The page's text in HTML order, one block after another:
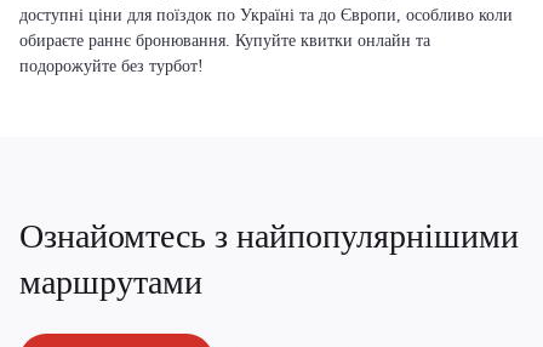
доступні ціни для поїздок по Україні та до Європи, особливо коли
обираєте раннє бронювання. Купуйте квитки онлайн та
подорожуйте без турбот!
Ознайомтесь з найпопулярнішими
маршрутами